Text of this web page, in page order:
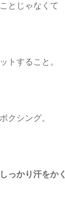
とじゃなくて
トすること。
クシング。
っかり汗をかく